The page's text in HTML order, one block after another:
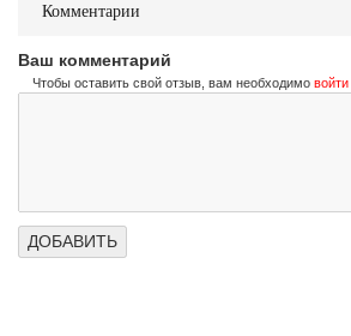
Комментарии
Ваш комментарий
Чтобы оставить свой отзыв, вам необходимо войти